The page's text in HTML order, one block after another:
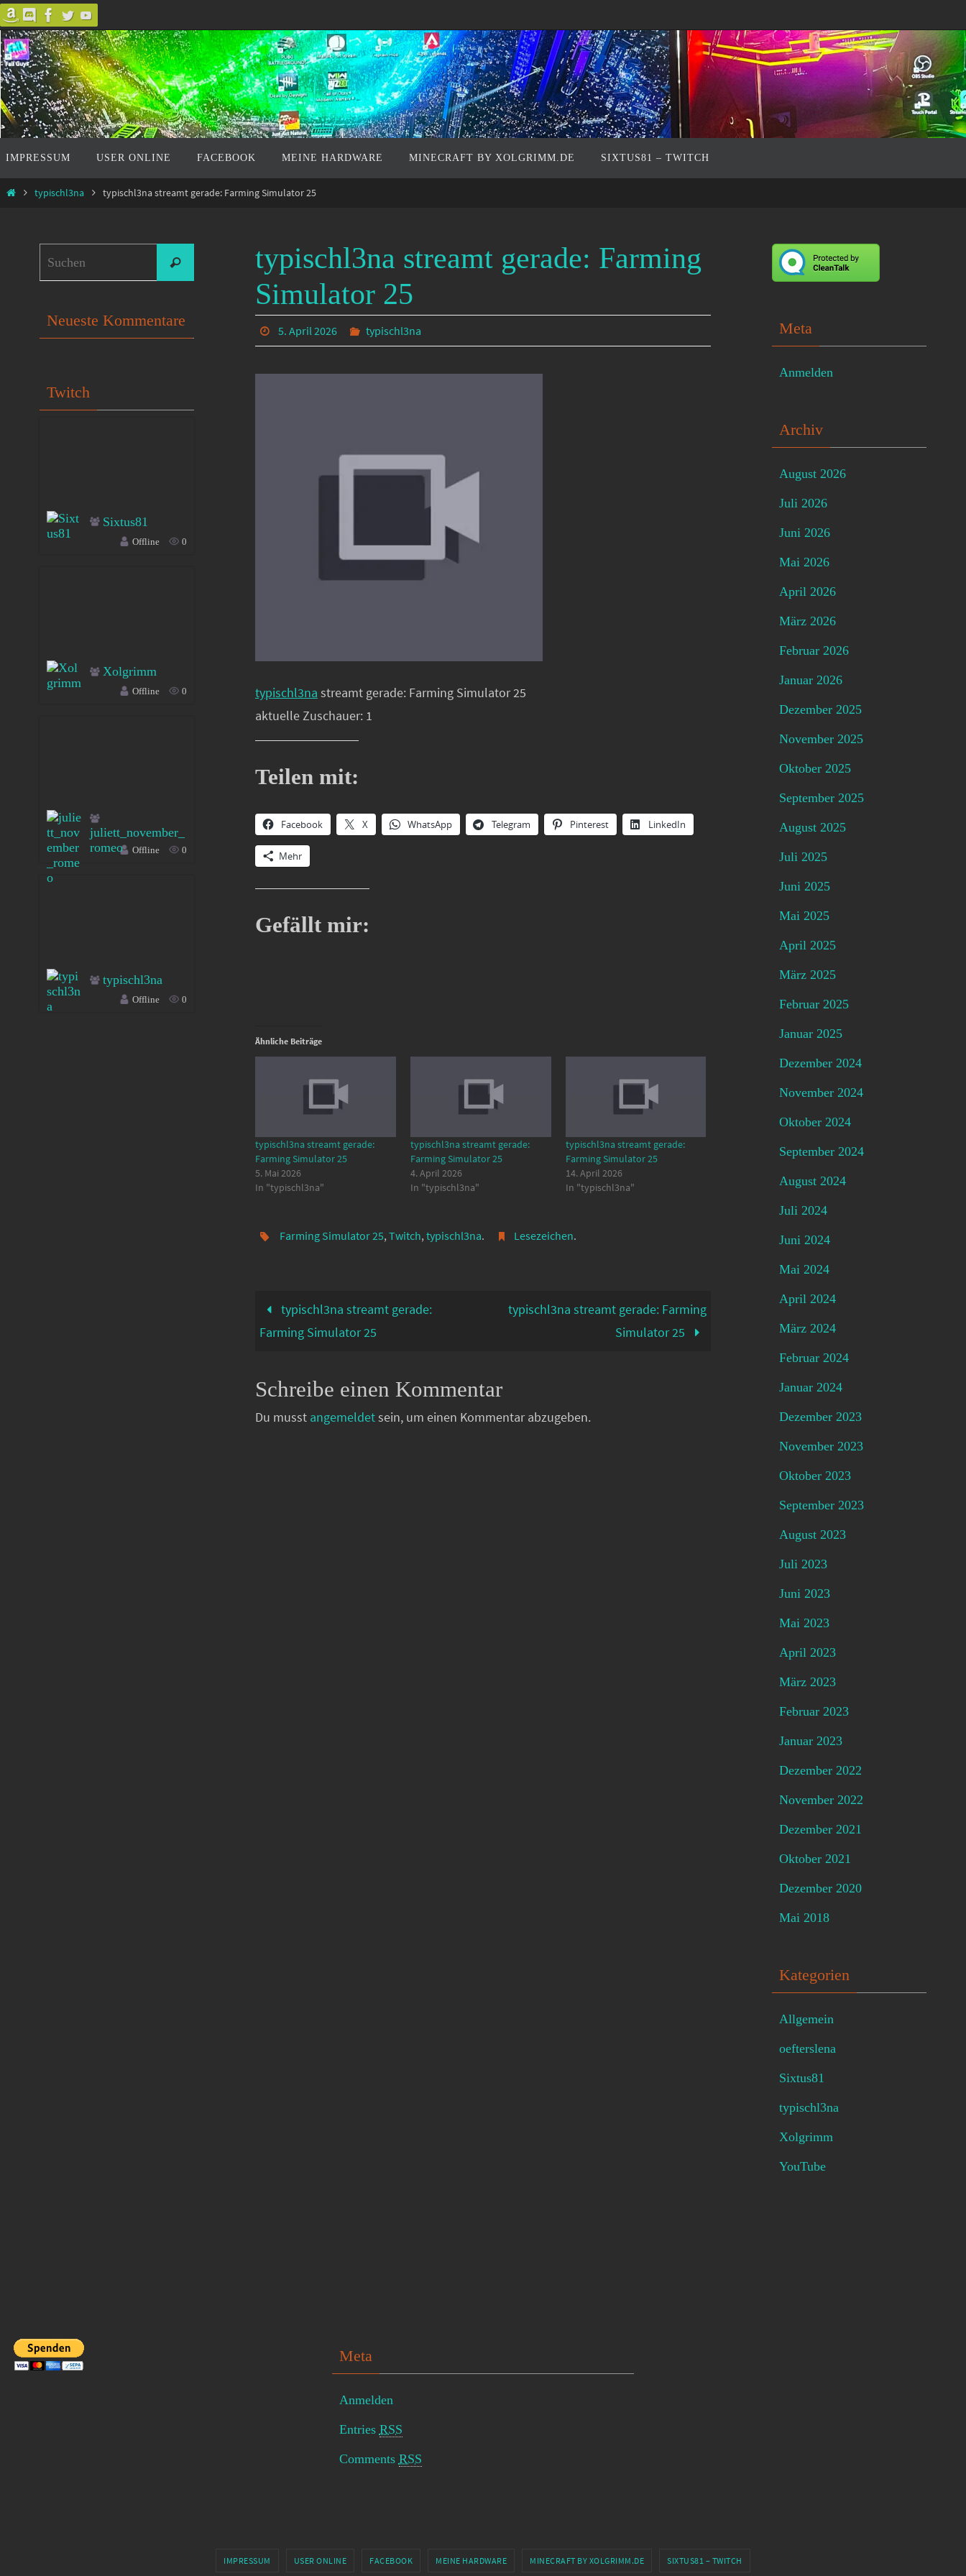
Zum
Inhalt
springen
Inhalt
springen
IMPRESSUM USER ONLINE FACEBOOK MEINE HARDWARE MINECRAFT BY XOLGRIMM.DE SIXTUS81 – TWITCH
Starttypischl3na typischl3na streamt gerade: Farming Simulator 25
typischl3na streamt gerade: Farming
Simulator 25
5. April 2026 typischl3na
typischl3na streamt gerade: Farming Simulator 25
aktuelle Zuschauer: 1
Teilen mit:
Facebook X WhatsApp Telegram Pinterest LinkedIn
Mehr
Gefällt mir:
Ähnliche Beiträge
typischl3na streamt gerade:
Farming Simulator 25
5. Mai 2026
In "typischl3na"
typischl3na streamt gerade:
Farming Simulator 25
4. April 2026
In "typischl3na"
typischl3na streamt gerade:
Farming Simulator 25
14. April 2026
In "typischl3na"
Farming Simulator 25, Twitch, typischl3na. Lesezeichen.
typischl3na streamt gerade:
Farming Simulator 25
typischl3na streamt gerade: Farming
Simulator 25
Schreibe einen Kommentar
Du musst angemeldetsein, um einen Kommentar abzugeben.
nach:
Suchen
Neueste Kommentare
Twitch
Sixtus81
Offline 0
Xolgrimm
Offline 0
juliett_november_
romeo
Offline 0
typischl3na
Offline 0
Meta
Anmelden
Archiv
August 2026
Juli 2026
Juni 2026
Mai 2026
April 2026
März 2026
Februar 2026
Januar 2026
Dezember 2025
November 2025
Oktober 2025
September 2025
August 2025
Juli 2025
Juni 2025
Mai 2025
April 2025
März 2025
Februar 2025
Januar 2025
Dezember 2024
November 2024
Oktober 2024
September 2024
August 2024
Juli 2024
Juni 2024
Mai 2024
April 2024
März 2024
Februar 2024
Januar 2024
Dezember 2023
November 2023
Oktober 2023
September 2023
August 2023
Juli 2023
Juni 2023
Mai 2023
April 2023
März 2023
Februar 2023
Januar 2023
Dezember 2022
November 2022
Dezember 2021
Oktober 2021
Dezember 2020
Mai 2018
Kategorien
Allgemein
oefterslena
Sixtus81
typischl3na
Xolgrimm
YouTube
Meta
Anmelden
Entries RSS
Comments RSS
IMPRESSUM USER ONLINE FACEBOOK MEINE HARDWARE MINECRAFT BY XOLGRIMM.DE SIXTUS81 – TWITCH